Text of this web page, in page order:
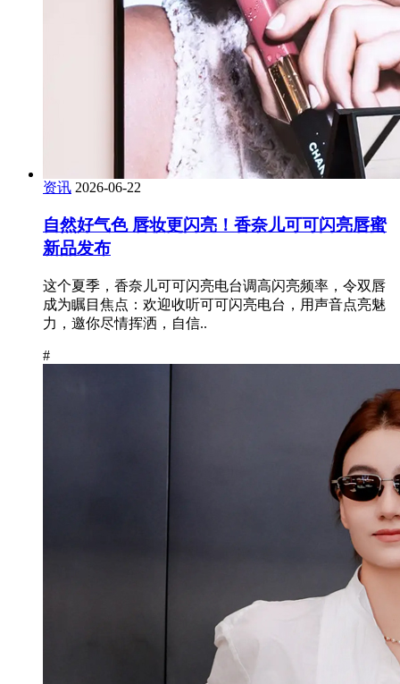
资讯 2026-06-22
自然好气色 唇妆更闪亮！香奈儿可可闪亮唇蜜
新品发布
这个夏季，香奈儿可可闪亮电台调高闪亮频率，令双唇
成为瞩目焦点：欢迎收听可可闪亮电台，用声音点亮魅
力，邀你尽情挥洒，自信..
#